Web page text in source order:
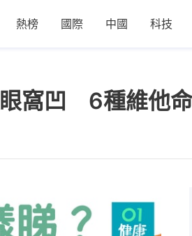
熱榜 國際 中國 科技
眼窩凹 6種維他